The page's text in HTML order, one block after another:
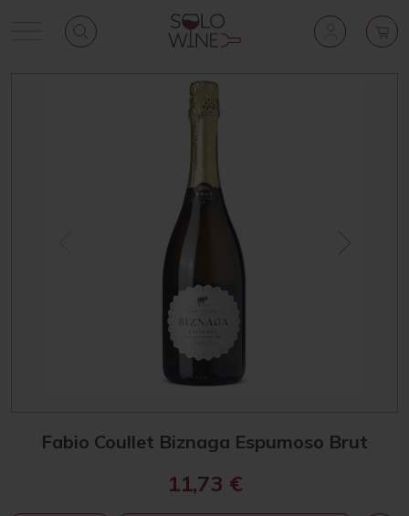
Fabio Coullet Biznaga Espumoso Brut
11,73 €